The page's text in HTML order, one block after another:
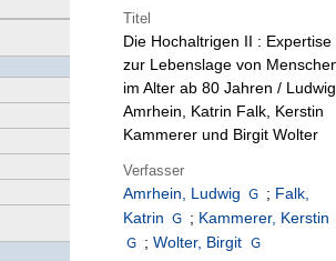
Titel
Die Hochaltrigen II : Expertise
zur Lebenslage von
im Alter ab 80 Jahren / Ludwig
Amrhein, Katrin Falk, Kerstin
Kammerer und Birgit Wolter
Verfasser
Amrhein, Ludwig ; Falk,
Katrin
; Kammerer, Kerstin
; Wolter, Birgit